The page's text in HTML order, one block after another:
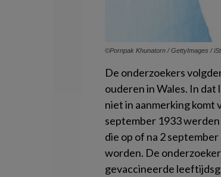
©Pornpak Khunatorn / GettyImages /
De onderzoekers
ouderen in Wales. In
niet in aanmerking komt
september 1933
die op of na 2
worden. De
gevaccineerde